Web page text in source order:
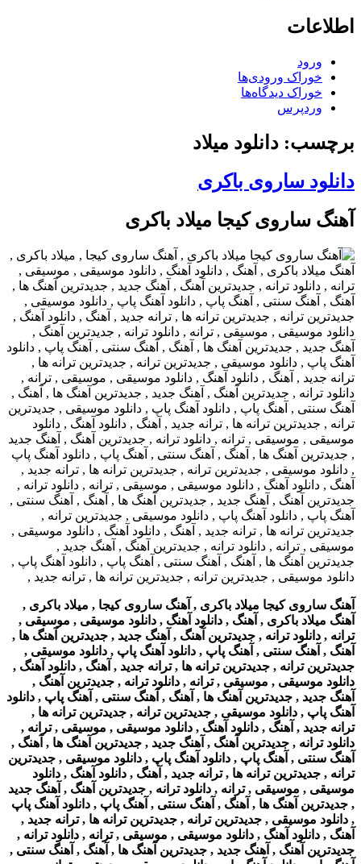
اطلاعات
ورود
خوراک ورودی‌ها
خوراک دیدگاه‌ها
وردپرس
برچسب: دانلود میلاد
دانلود ساروی باکری
آهنگ ساروی کیجا میلاد باکری
آهنگ ساروی کیجا میلاد باکری , آهنگ ساروی کیجا , میلاد باکری ,
آهنگ میلاد باکری , آهنگ , دانلود آهنگ , دانلود موسیقی , موسیقی ,
ترانه , دانلود ترانه , جدیدترین آهنگ , آهنگ جدید , جدیدترین آهنگ ها ,
آهنگ , آهنگ سنتی , آهنگ پاپ , دانلود آهنگ پاپ , دانلود موسیقی ,
جدیدترین ترانه , جدیدترین ترانه ها , ترانه جدید , آهنگ , دانلود آهنگ ,
دانلود موسیقی , موسیقی , ترانه , دانلود ترانه , جدیدترین آهنگ ,
آهنگ جدید , جدیدترین آهنگ ها , آهنگ , آهنگ سنتی , آهنگ پاپ , دانلود
آهنگ پاپ , دانلود موسیقی , جدیدترین ترانه , جدیدترین ترانه ها ,
ترانه جدید , آهنگ , دانلود آهنگ , دانلود موسیقی , موسیقی , ترانه ,
دانلود ترانه , جدیدترین آهنگ , آهنگ جدید , جدیدترین آهنگ ها , آهنگ ,
آهنگ سنتی , آهنگ پاپ , دانلود آهنگ پاپ , دانلود موسیقی , جدیدترین
ترانه , جدیدترین ترانه ها , ترانه جدید , آهنگ , دانلود آهنگ , دانلود
موسیقی , موسیقی , ترانه , دانلود ترانه , جدیدترین آهنگ , آهنگ جدید
, جدیدترین آهنگ ها , آهنگ , آهنگ سنتی , آهنگ پاپ , دانلود آهنگ پاپ
, دانلود موسیقی , جدیدترین ترانه , جدیدترین ترانه ها , ترانه جدید ,
آهنگ , دانلود آهنگ , دانلود موسیقی , موسیقی , ترانه , دانلود ترانه ,
جدیدترین آهنگ , آهنگ جدید , جدیدترین آهنگ ها , آهنگ , آهنگ سنتی ,